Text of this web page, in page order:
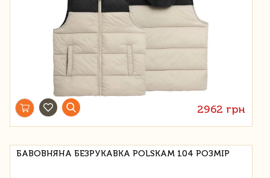
2962 грн
БАВОВНЯНА БЕЗРУКАВКА POLSKAM 104 РОЗМІР